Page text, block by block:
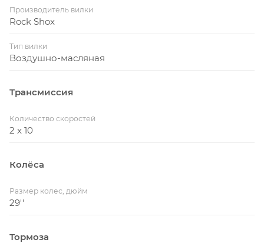
Производитель вилки
Rock Shox
Тип вилки
Воздушно-масляная
Трансмиссия
Количество скоростей
2 x 10
Колёса
Размер колес, дюйм
29''
Тормоза